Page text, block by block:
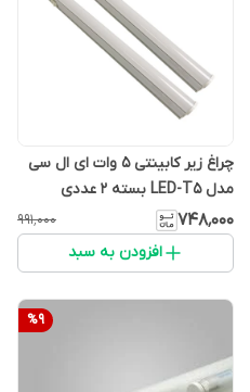
چراغ زیر کابینتی 5 وات ای ال سی
مدل LED-T5 بسته 2 عددی
۷۴۸٬۰۰۰ ۹۹۱٬۰۰۰
افزودن به سبد
%9